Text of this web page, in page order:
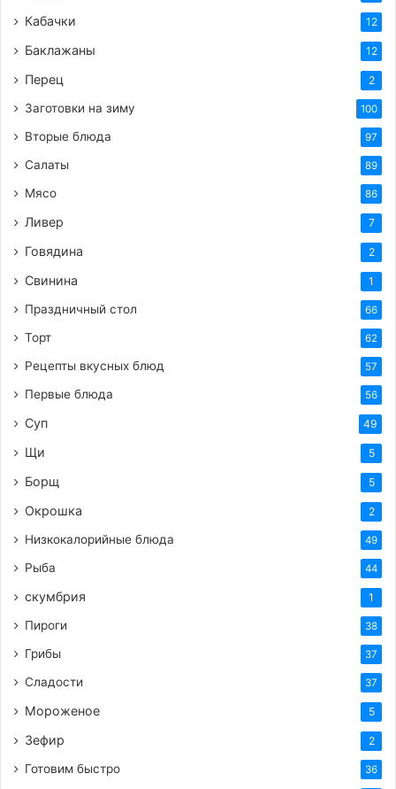
Кабачки 12
Баклажаны 12
Перец 2
Заготовки на зиму 100
Вторые блюда 97
Салаты 89
Мясо 86
Ливер 7
Говядина 2
Свинина 1
Праздничный стол 66
Торт 62
Рецепты вкусных блюд 57
Первые блюда 56
Суп 49
Щи 5
Борщ 5
Окрошка 2
Низкокалорийные блюда 49
Рыба 44
скумбрия 1
Пироги 38
Грибы 37
Сладости 37
Мороженое 5
Зефир 2
Готовим быстро 36